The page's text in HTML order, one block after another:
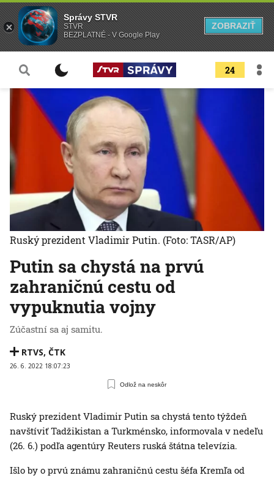
24
Putin sa chystá na prvú
zahraničnú cestu od
vypuknutia vojny
Zúčastní sa aj samitu.
RTVS, ČTK
26. 6. 2022 18:07:23
Odlož na neskôr
Ruský prezident Vladimir Putin. (Foto: TASR/AP)
Ruský prezident Vladimir Putin sa chystá tento týždeň
navštíviť Tadžikistan a Turkménsko, informovala v nedeľu
(26. 6.) podľa agentúry Reuters ruská štátna televízia.
Išlo by o prvú známu zahraničnú cestu šéfa Kremľa od
Správy STVR
STVR
BEZPLATNÉ - V Google Play
ZOBRAZIŤ